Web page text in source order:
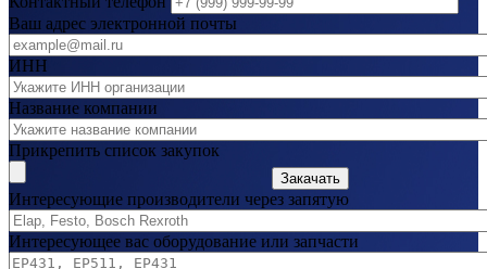
Ваш адрес электронной почты
ИНН
Название компании
Прикрепить список закупок
Закачать
Интересующие производители через запятую
Интересующее вас оборудование или запчасти